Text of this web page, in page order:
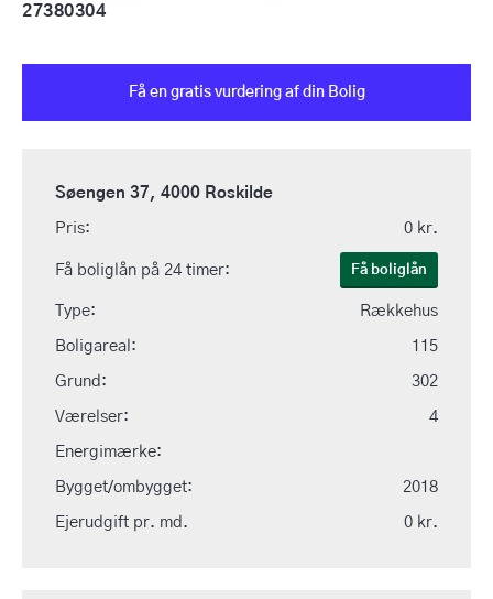
27380304
Søengen 37, 4000 Roskilde
Pris: 0 kr.
Få boliglån på 24 timer: Få boliglån
Type: Rækkehus
Boligareal: 115
Grund: 302
Værelser: 4
Energimærke:
Bygget/ombygget: 2018
Ejerudgift pr. md. 0 kr.
Få en gratis vurdering af din Bolig